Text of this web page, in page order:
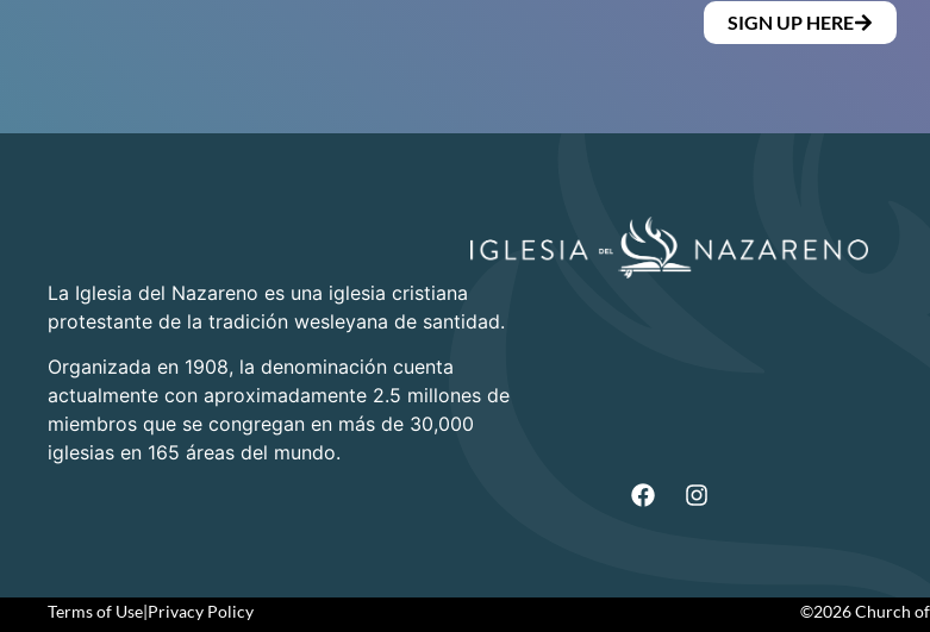
SIGN UP HERE
La Iglesia del Nazareno es una iglesia cristiana
protestante de la tradición wesleyana de santidad.
Organizada en 1908, la denominación cuenta
actualmente con aproximadamente 2.5 millones de
miembros que se congregan en más de 30,000
iglesias en 165 áreas del mundo.
Terms of Use|Privacy Policy ©2026 Church